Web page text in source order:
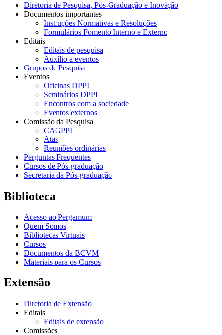
Diretoria de Pesquisa, Pós-Graduação e Inovação
Documentos importantes
Instruções Normativas e Resoluções
Formulários Fomento Interno e Externo
Editais
Editais de pesquisa
Auxílio a eventos
Grupos de Pesquisa
Eventos
Oficinas DPPI
Seminários DPPI
Encontros com a sociedade
Eventos externos
Comissão da Pesquisa
CAGPPI
Atas
Reuniões ordinárias
Perguntas Frequentes
Cursos de Pós-graduação
Secretaria da Pós-graduação
Biblioteca
Acesso ao Pergamum
Quem Somos
Bibliotecas Virtuais
Cursos
Documentos da BCVM
Materiais para os Cursos
Extensão
Diretoria de Extensão
Editais
Editais de extensão
Comissões